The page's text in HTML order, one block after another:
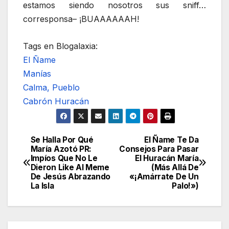
estamos siendo nosotros sus sniff…
corresponsa– ¡BUAAAAAAH!
Tags en Blogalaxia:
El Ñame
Manías
Calma, Pueblo
Cabrón Huracán
Navegación
de
entradas
El Ñame Te Da
Consejos Para Pasar
El Huracán María
(Más Allá De
«¡Amárrate De Un
Palo!»)
Se Halla Por Qué
María Azotó PR:
Impíos Que No Le
Dieron Like Al Meme
De Jesús Abrazando
La Isla